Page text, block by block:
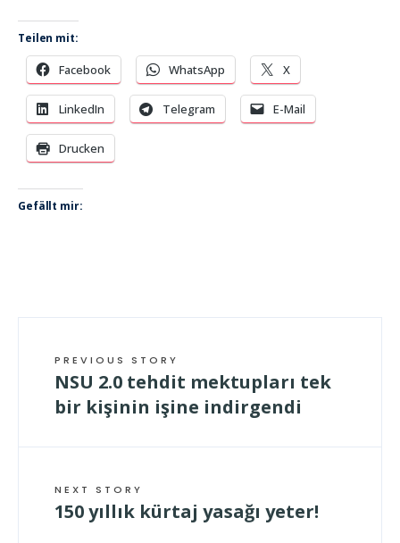
Teilen mit:
Facebook WhatsApp X
LinkedIn Telegram E-Mail
Drucken
Gefällt mir:
PREVIOUS STORY
NSU 2.0 tehdit mektupları tek
bir kişinin işine indirgendi
NEXT STORY
150 yıllık kürtaj yasağı yeter!